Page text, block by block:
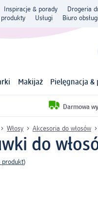
Inspiracje & porady
Drogeria
produkty
Usługi Biuro
Makijaż Pielęgnacja &
Darmowa
Włosy Akcesoria do włosów
do
produkt)